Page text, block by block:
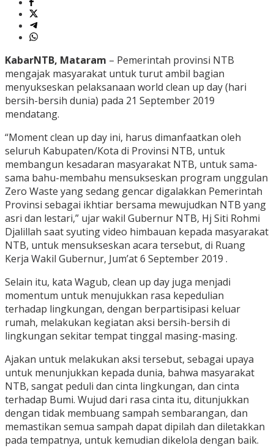
KabarNTB, Mataram – Pemerintah provinsi NTB
mengajak masyarakat untuk turut ambil bagian
menyukseskan pelaksanaan world clean up day (hari
bersih-bersih dunia) pada 21 September 2019
mendatang.
“Moment clean up day ini, harus dimanfaatkan oleh
seluruh Kabupaten/Kota di Provinsi NTB, untuk
membangun kesadaran masyarakat NTB, untuk sama-
sama bahu-membahu mensukseskan program unggulan
Zero Waste yang sedang gencar digalakkan Pemerintah
Provinsi sebagai ikhtiar bersama mewujudkan NTB yang
asri dan lestari,” ujar wakil Gubernur NTB, Hj Siti Rohmi
Djalillah saat syuting video himbauan kepada masyarakat
NTB, untuk mensukseskan acara tersebut, di Ruang
Kerja Wakil Gubernur, Jum’at 6 September 2019 .
Selain itu, kata Wagub, clean up day juga menjadi
momentum untuk menujukkan rasa kepedulian
terhadap lingkungan, dengan berpartisipasi keluar
rumah, melakukan kegiatan aksi bersih-bersih di
lingkungan sekitar tempat tinggal masing-masing.
Ajakan untuk melakukan aksi tersebut, sebagai upaya
untuk menunjukkan kepada dunia, bahwa masyarakat
NTB, sangat peduli dan cinta lingkungan, dan cinta
terhadap Bumi. Wujud dari rasa cinta itu, ditunjukkan
dengan tidak membuang sampah sembarangan, dan
memastikan semua sampah dapat dipilah dan diletakkan
pada tempatnya, untuk kemudian dikelola dengan baik.